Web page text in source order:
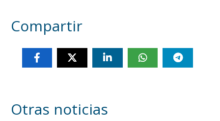
Compartir
Otras noticias